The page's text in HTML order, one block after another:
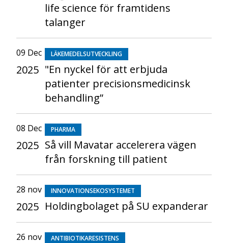
life science för framtidens
talanger
09 Dec
2025
LÄKEMEDELSUTVECKLING
"En nyckel för att erbjuda
patienter precisionsmedicinsk
behandling”
08 Dec
2025
PHARMA
Så vill Mavatar accelerera vägen
från forskning till patient
28 nov
2025
INNOVATIONSEKOSYSTEMET
Holdingbolaget på SU expanderar
26 nov ANTIBIOTIKARESISTENS